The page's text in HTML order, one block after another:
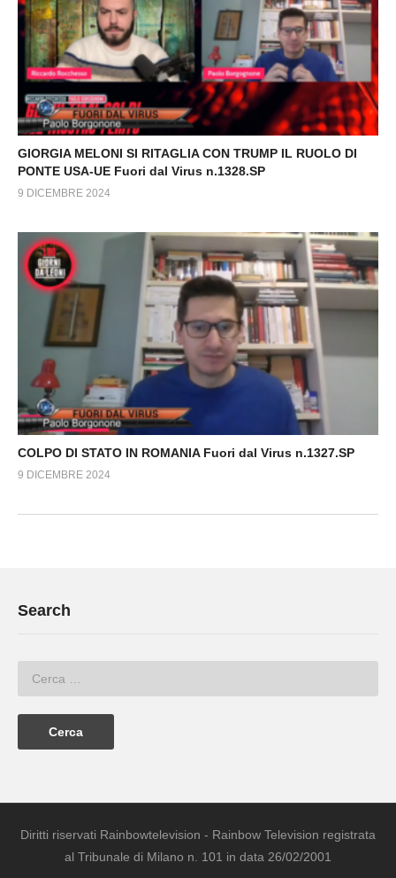
GIORGIA MELONI SI RITAGLIA CON TRUMP IL RUOLO DI
PONTE USA-UE Fuori dal Virus n.1328.SP
9 DICEMBRE 2024
COLPO DI STATO IN ROMANIA Fuori dal Virus n.1327.SP
9 DICEMBRE 2024
Search
Diritti riservati Rainbowtelevision - Rainbow Television registrata
al Tribunale di Milano n. 101 in data 26/02/2001